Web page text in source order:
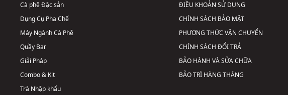
Cà phê Đặc sản
Dụng Cụ Pha Chế
Máy Ngành Cà Phê
Quầy Bar
Giải Pháp
Combo & Kit
Trà Nhập khẩu
ĐIỀU KHOẢN SỬ DỤNG
CHÍNH SÁCH BẢO MẬT
PHƯƠNG THỨC VẬN CHUYỂN
CHÍNH SÁCH ĐỔI TRẢ
BẢO HÀNH VÀ SỬA CHỮA
BẢO TRÌ HÀNG THÁNG